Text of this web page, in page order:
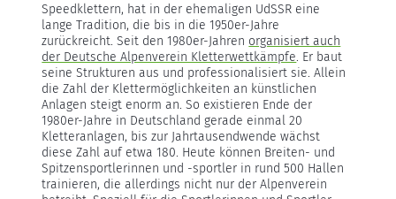
Speedklettern, hat in der ehemaligen UdSSR eine
lange Tradition, die bis in die 1950er-Jahre
zurückreicht. Seit den 1980er-Jahren organisiert auch
der Deutsche Alpenverein Kletterwettkämpfe. Er baut
seine Strukturen aus und professionalisiert sie. Allein
die Zahl der Klettermöglichkeiten an künstlichen
Anlagen steigt enorm an. So existieren Ende der
1980er-Jahre in Deutschland gerade einmal 20
Kletteranlagen, bis zur Jahrtausendwende wächst
diese Zahl auf etwa 180. Heute können Breiten- und
Spitzensportlerinnen und -sportler in rund 500 Hallen
trainieren, die allerdings nicht nur der Alpenverein